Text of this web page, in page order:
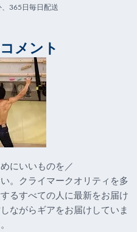
365日毎日配送
メント
にいいものを／
。クライマークオリティを多
るすべての人に最新をお届け
ながらギアをお届けしていま